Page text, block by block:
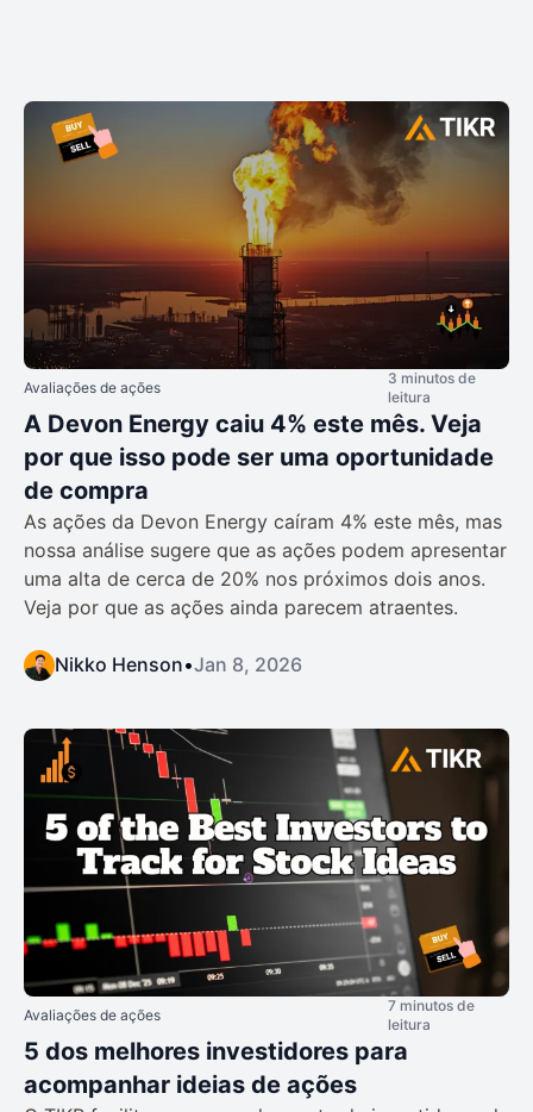
Avaliações de ações
3 minutos de
leitura
A Devon Energy caiu 4% este mês. Veja
por que isso pode ser uma oportunidade
de compra
As ações da Devon Energy caíram 4% este mês, mas
nossa análise sugere que as ações podem apresentar
uma alta de cerca de 20% nos próximos dois anos.
Veja por que as ações ainda parecem atraentes.
Nikko Henson•Jan 8, 2026
Avaliações de ações
7 minutos de
leitura
5 dos melhores investidores para
acompanhar ideias de ações